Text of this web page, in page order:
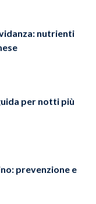
nutrienti
per notti più
prevenzione e